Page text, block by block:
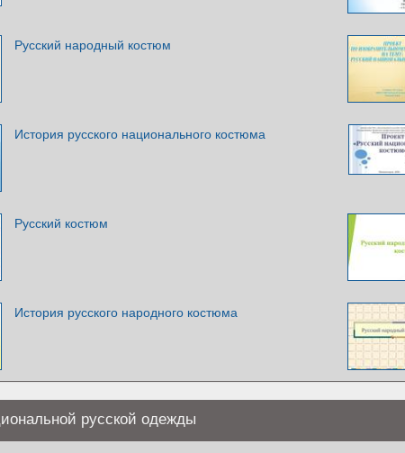
Русский народный костюм
История русского национального костюма
Русский костюм
История русского народного костюма
русской одежды